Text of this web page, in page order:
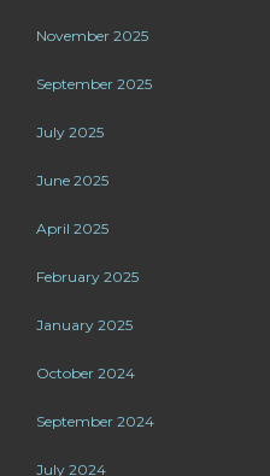
November 2025
September 2025
July 2025
June 2025
April 2025
February 2025
January 2025
October 2024
September 2024
July 2024